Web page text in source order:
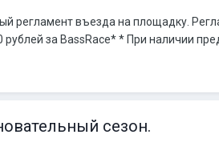
въезда на площадку.
за BassRace* * При наличии
сезон.